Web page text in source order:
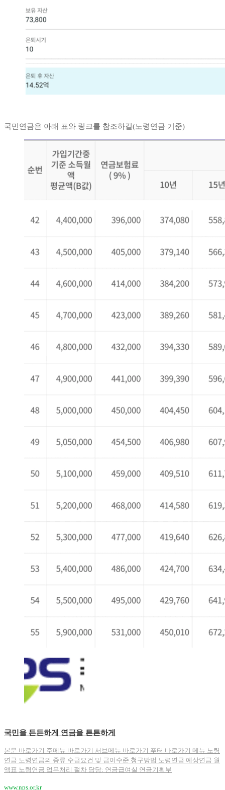
국민연금은 아래 표와 링크를 참조하길(노령연금 기준)
국민을 든든하게 연금을 튼튼하게
본문 바로가기 주메뉴 바로가기 서브메뉴 바로가기 푸터 바로가기 메뉴 노령
연금 노령연금의 종류 수급요건 및 급여수준 청구방법 노령연금 예상연금 월
액표 노령연금 업무처리 절차 담당: 연금급여실 연금기획부
www.nps.or.kr